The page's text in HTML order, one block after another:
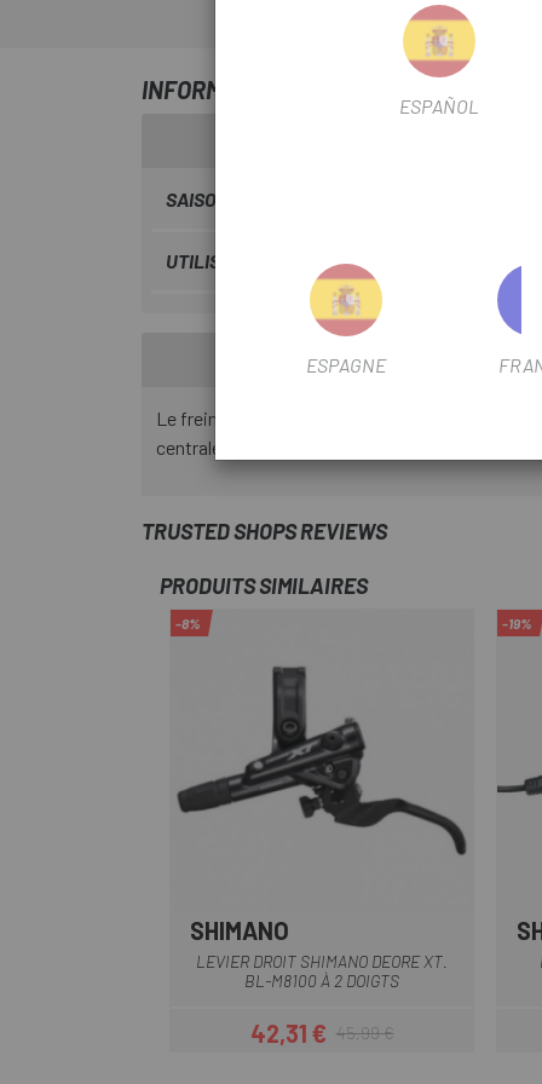
INFORMATION SUR FREIN SUR JANTE
SAISON
UTILISER LE FILTRE Route
Le frein sur jante arrière Shimano Dura-Ace
centrale partielle en titane.
TRUSTED SHOPS REVIEWS
PRODUITS SIMILAIRES
-8%
SHIMANO
LEVIER DROIT SHIMANO DEORE XT.
BL-M8100 À 2 DOIGTS
Prix
42,31 €Prix habituel
45,99 €
-19%
ESPAÑOL
ESPAGNE